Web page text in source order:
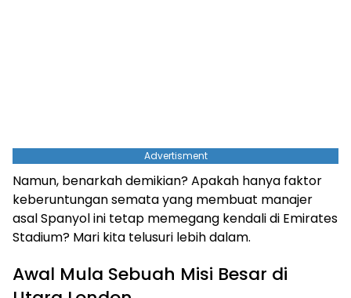
Advertisment
Namun, benarkah demikian? Apakah hanya faktor
keberuntungan semata yang membuat manajer
asal Spanyol ini tetap memegang kendali di Emirates
Stadium? Mari kita telusuri lebih dalam.
Awal Mula Sebuah Misi Besar di